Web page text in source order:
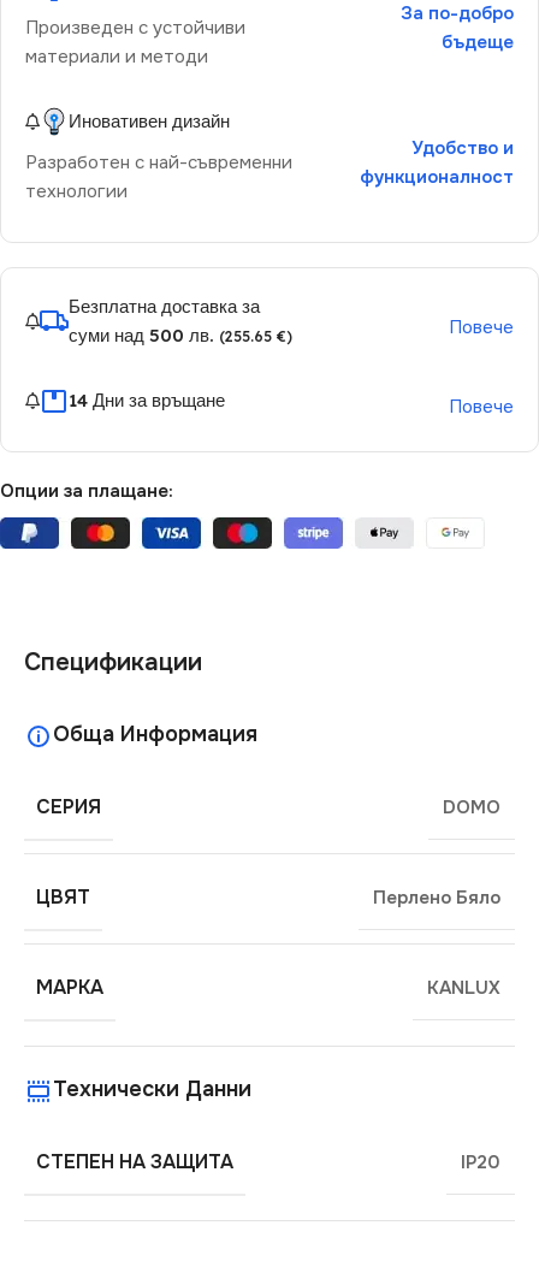
Произведен с устойчиви
материали и методи
За по-добро
бъдеще
Иновативен дизайн
Разработен с най-съвременни
технологии
Удобство и
функционалност
Безплатна доставка за
суми над 500 лв. (255.65 €) Повече
14 Дни за връщане Повече
Опции за плащане:
Спецификации
Обща Информация
СЕРИЯ DOMO
ЦВЯТ Перлено Бяло
МАРКА KANLUX
Технически Данни
СТЕПЕН НА ЗАЩИТА IP20